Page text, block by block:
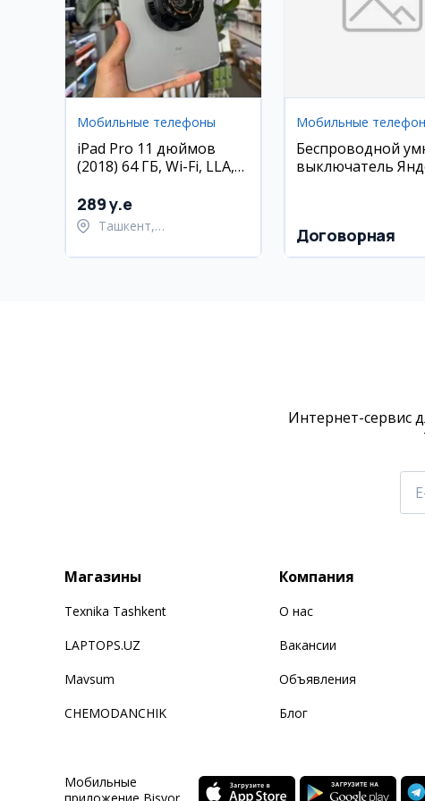
Мобильные телефоны
iPad Pro 11 дюймов
(2018) 64 ГБ, Wi-Fi, LLA,
289 y.e
Ташкент,
Мобильные
Беспроводной
выключатель
Договорная
Интернет-сервис
Магазины
Texnika Tashkent
LAPTOPS.UZ
Mavsum
CHEMODANCHIK
Компания
О нас
Вакансии
Объявления
Блог
Мобильные